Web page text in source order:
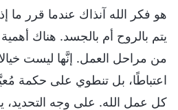
هو فكر الله آنذاك عندما قرر ما
يتم بالروح أم بالجسد. هناك
من مراحل العمل. إنَّها ليست
اعتباطًا، بل تنطوي على حكمة
كل عمل الله. على وجه التحديد،